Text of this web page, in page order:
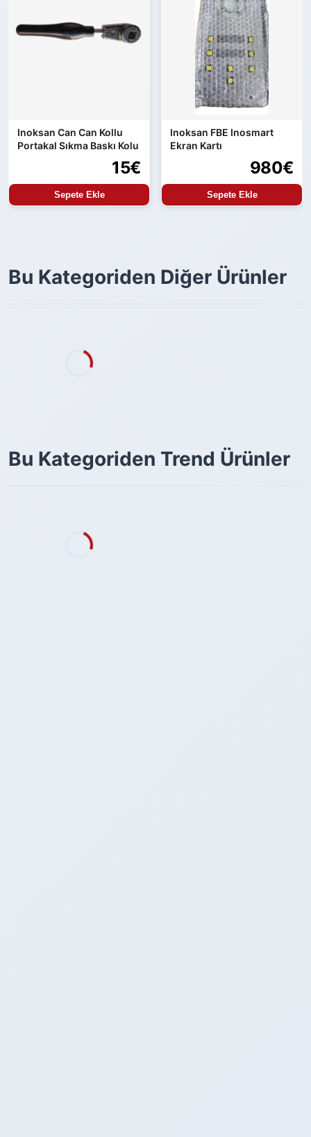
Inoksan Can Can Kollu
Portakal Sıkma Baskı Kolu
15€
Sepete Ekle
Inoksan FBE Inosmart
Ekran Kartı
980€
Sepete Ekle
Bu Kategoriden Diğer Ürünler
Bu Kategoriden Trend Ürünler